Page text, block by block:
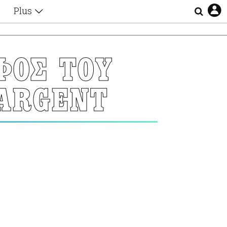
Plus
Αφιερώματα
Ζώδια
Εξομολογήσεις
Blogs
Οι Αθηναίοι
Απώλειες
ΤΟΥ